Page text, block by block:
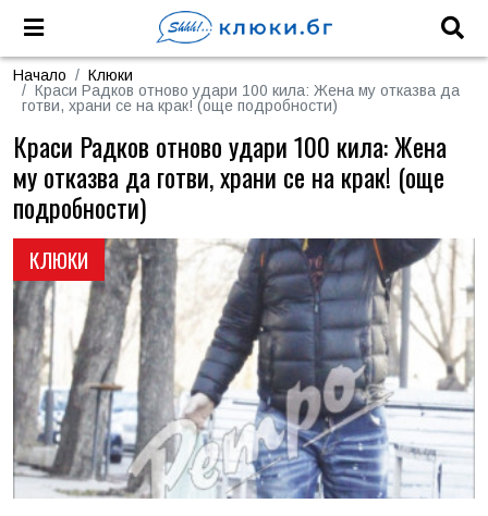
Начало
Клюки
Краси Радков отново удари 100 кила: Жена му отказва да
готви, храни се на крак! (още подробности)
КЛЮКИ
Краси Радков отново удари 100 кила: Жена
му отказва да готви, храни се на крак! (още
подробности)